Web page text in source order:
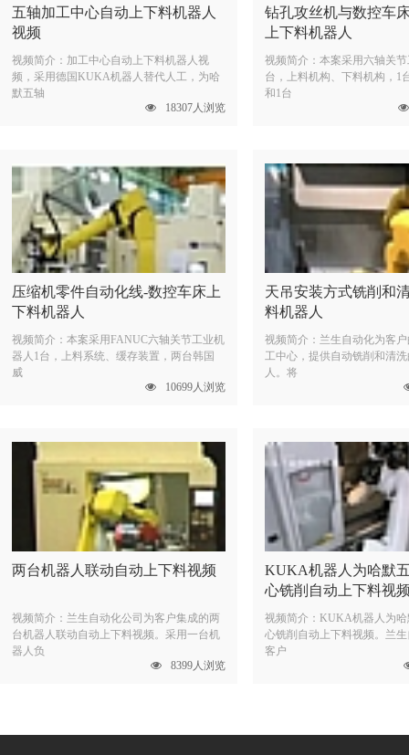
五轴加工中心自动上下料机器人
视频
视频简介：加工中心自动上下料机器人视
频，采用德国KUKA机器人替代人工，为哈
默五轴
18307人浏览
钻孔攻丝机与数控车
上下料机器人
视频简介：本案采用六轴关
台，上料机构、下料机构，1
和1台
压缩机零件自动化线-数控车床上
下料机器人
视频简介：本案采用FANUC六轴关节工业机
器人1台，上料系统、缓存装置，两台韩国
威
10699人浏览
天吊安装方式铣削和
料机器人
视频简介：兰生自动化为客
工中心，提供自动铣削和清
人。将
两台机器人联动自动上下料视频
视频简介：兰生自动化公司为客户集成的两
台机器人联动自动上下料视频。采用一台机
器人负
8399人浏览
KUKA机器人为哈默
心铣削自动上下料视
视频简介：KUKA机器人为
心铣削自动上下料视频。兰
客户